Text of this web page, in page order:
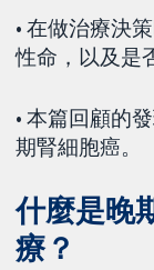
• 在做治療決
性命，以及是
• 本篇回顧的
期腎細胞癌。
什麼是晚
療？